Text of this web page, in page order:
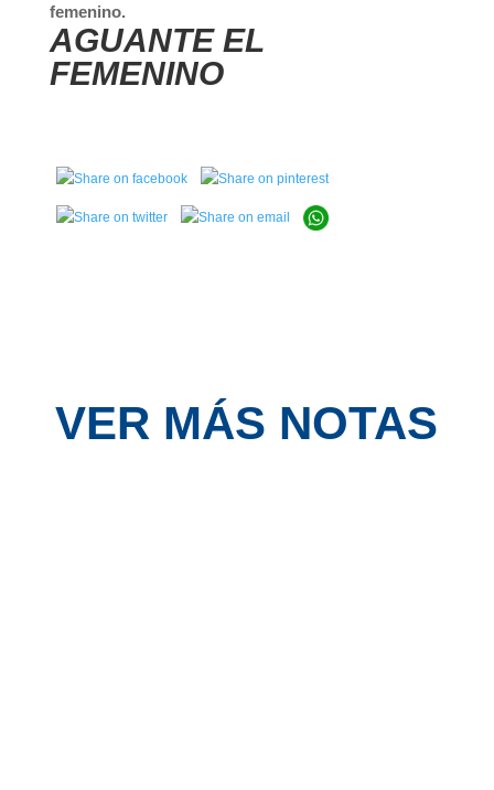
femenino.
AGUANTE EL
FEMENINO
VER MÁS NOTAS